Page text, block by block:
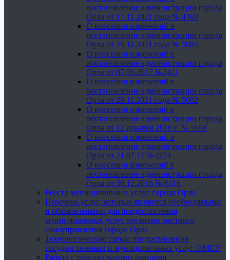
постановление администрации города
Орла от 17.11.2021 года № 4769
О внесении изменений в
постановление администрации города
Орла от 29.11.2021 года № 5084
О внесении изменений в
постановление администрации города
Орла от 07.06.2017 №2411
О внесении изменений в
постановление администрации города
Орла от 29.11.2021 года № 5082
О внесении изменений в
постановление администрации города
Орла от 12 декабря 2016 г. № 5658
О внесении изменений в
постановление администрации города
Орла от 21.07.17 №3274
О внесении изменений в
постановление администрации города
Орла от 30.12.2016 № 6116
Реестр муниципальных услуг города Орла
Перечень услуг, которые являются необходимыми
и обязательными для предоставления
муниципальных услуг органами местного
самоуправления города Орла
Технологические схемы предоставления
государственных и муниципальных услуг ОМСУ
Работа с персональными данными